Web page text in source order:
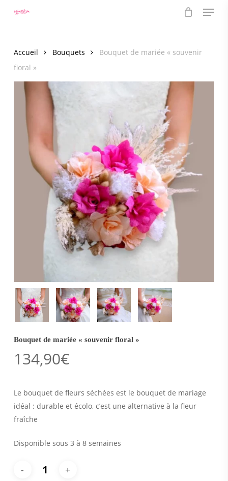
Menu
Accueil Bouquets
Bouquet de mariée « souvenir
floral »
Bouquet de mariée « souvenir floral »
134,90€
Le bouquet de fleurs séchées est le bouquet de mariage
idéal : durable et écolo, c’est une alternative à la fleur
fraîche
Disponible sous 3 à 8 semaines